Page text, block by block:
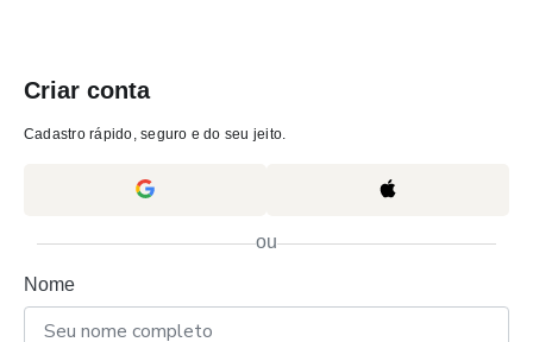
Criar conta
Cadastro rápido, seguro e do seu jeito.
ou
Nome